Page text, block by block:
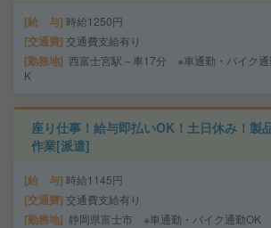
給 与 時給1250円
交通費 交通費支給有り
勤務地 西富士宮駅～車17分 ※車通勤・バイク通
K
座り仕事！給与即払いOK！土日休み！製
作業[派遣]
給 与 時給1145円
交通費 交通費支給有り
勤務地 静岡県富士市 ※車通勤・バイク通勤OK